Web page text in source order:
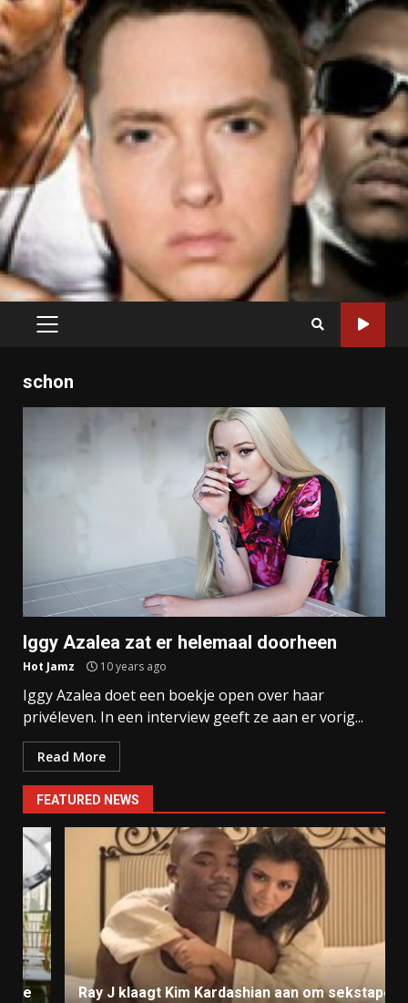
PRIMARY
schon
Iggy Azalea zat er helemaal doorheen
Hot Jamz 10 years ago
Iggy Azalea doet een boekje open over haar
privéleven. In een interview geeft ze aan er vorig...
Read More
FEATURED NEWS
Ray J klaagt Kim Kardashian aan om sekstape